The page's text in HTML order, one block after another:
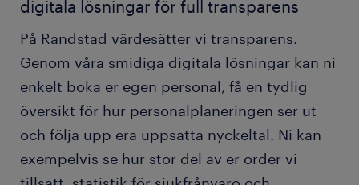
digitala lösningar för full transparens
På Randstad värdesätter vi transparens.
Genom våra smidiga digitala lösningar kan ni
enkelt boka er egen personal, få en tydlig
översikt för hur personalplaneringen ser ut
och följa upp era uppsatta nyckeltal. Ni kan
exempelvis se hur stor del av er order vi